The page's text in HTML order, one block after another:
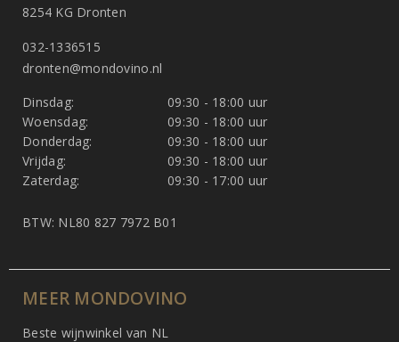
8254 KG Dronten
032-1336515
dronten@mondovino.nl
Dinsdag:
09:30 - 18:00 uur
Woensdag:
09:30 - 18:00 uur
Donderdag:
09:30 - 18:00 uur
Vrijdag:
09:30 - 18:00 uur
Zaterdag:
09:30 - 17:00 uur
BTW: NL80 827 7972 B01
MEER MONDOVINO
Beste wijnwinkel van NL